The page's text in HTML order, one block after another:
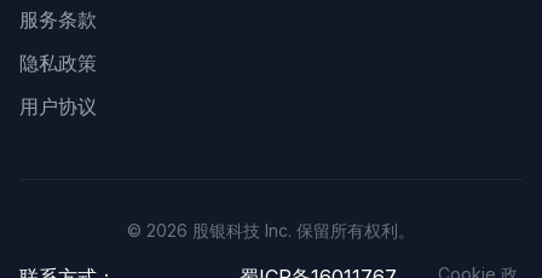
服务条款
隐私政策
用户协议
© 2026 股银科技 Inc. 保留所有权利。
Cookie 政